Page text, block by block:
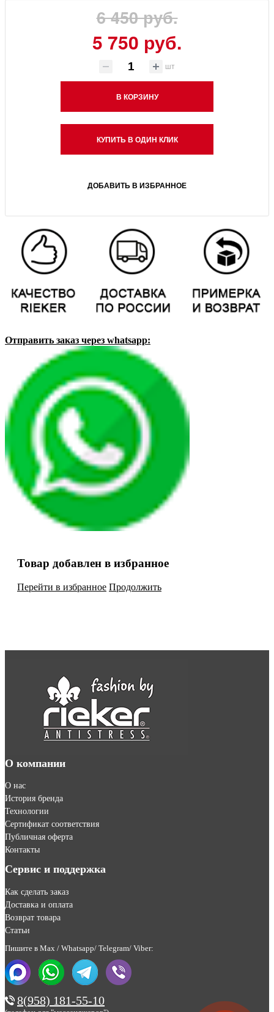
6 450 руб.
5 750 руб.
шт
В КОРЗИНУ
КУПИТЬ В ОДИН КЛИК
ДОБАВИТЬ В ИЗБРАННОЕ
Отправить заказ через whatsapp:
Товар добавлен в избранное
Перейти в избранное Продолжить
О компании
О нас
История бренда
Технологии
Сертификат соответствия
Публичная оферта
Контакты
Сервис и поддержка
Как сделать заказ
Доставка и оплата
Возврат товара
Статьи
Пишите в Max / Whatsapp/ Telegram/ Viber:
8(958) 181-55-10